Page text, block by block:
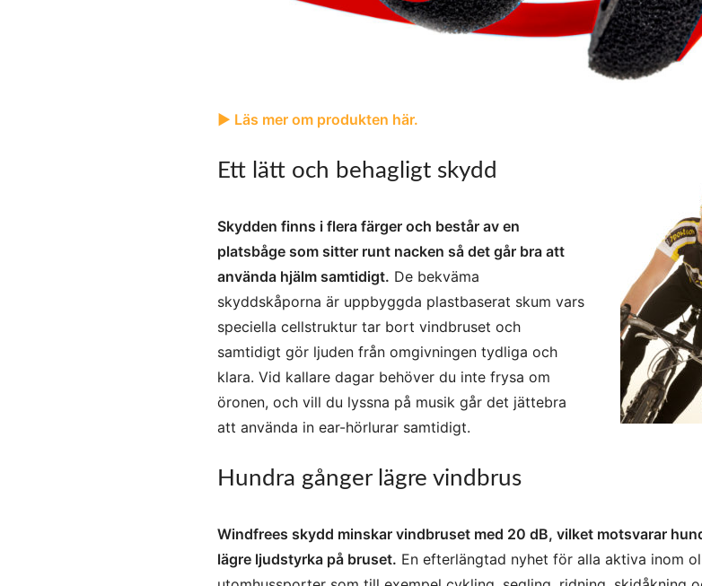
▶︎ Läs mer om produkten här.
Ett lätt och behagligt skydd
Skydden finns i flera färger och består av en
platsbåge som sitter runt nacken så det går bra att
använda hjälm samtidigt. De bekväma
skyddskåporna är uppbyggda plastbaserat skum vars
speciella cellstruktur tar bort vindbruset och
samtidigt gör ljuden från omgivningen tydliga och
klara. Vid kallare dagar behöver du inte frysa om
öronen, och vill du lyssna på musik går det jättebra
att använda in ear-hörlurar samtidigt.
Hundra gånger lägre vindbrus
Windfrees skydd minskar vindbruset med 20 dB, vilket motsvarar
lägre ljudstyrka på bruset. En efterlängtad nyhet för alla aktiva inom